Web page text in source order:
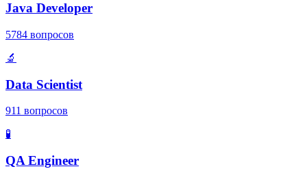
Java Developer
5784 вопросов
🔬
Data Scientist
911 вопросов
🧪
QA Engineer